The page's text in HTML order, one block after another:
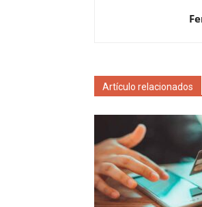
Artículo relacionados